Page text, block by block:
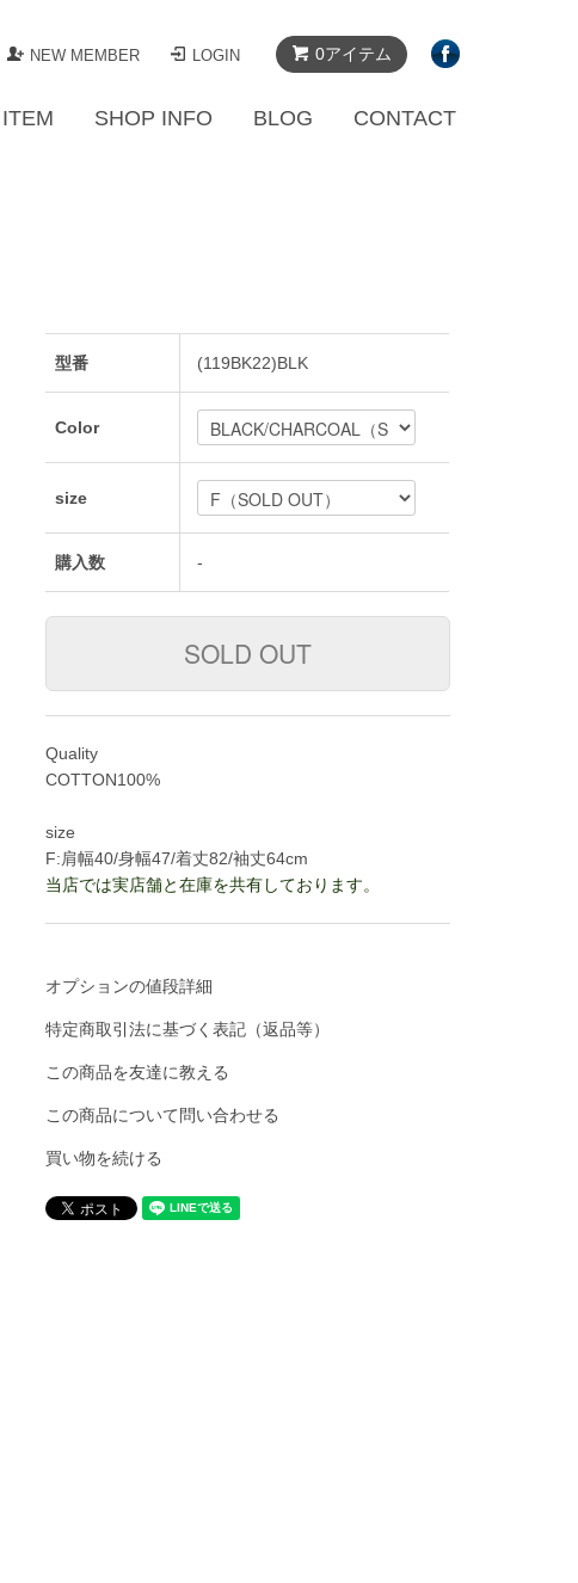
0アイテム
NEW MEMBER LOGIN
ITEM SHOP INFO BLOG CONTACT
型番 (119BK22)BLK
Color
size
購入数 -
Quality
COTTON100%
size
F:肩幅40/身幅47/着丈82/袖丈64cm
当店では実店舗と在庫を共有しております。
オプションの値段詳細
特定商取引法に基づく表記（返品等）
この商品を友達に教える
この商品について問い合わせる
買い物を続ける